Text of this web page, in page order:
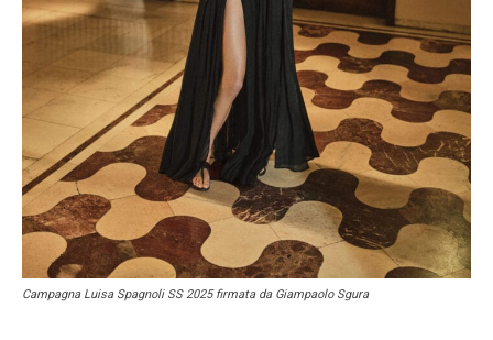
Campagna Luisa Spagnoli SS 2025 firmata da Giampaolo Sgura